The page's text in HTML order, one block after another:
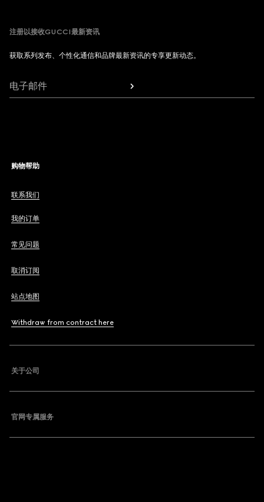
注册以接收GUCCI最新资讯
获取系列发布、个性化通信和品牌最新资讯的专享更新动态。
电子邮件
购物帮助
联系我们
我的订单
常见问题
取消订阅
站点地图
Withdraw from contract here
关于公司
官网专属服务